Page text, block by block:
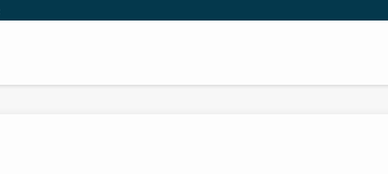
訣等。太ったり悩んでいる方々が簡単に痩せることが出来るように分かり